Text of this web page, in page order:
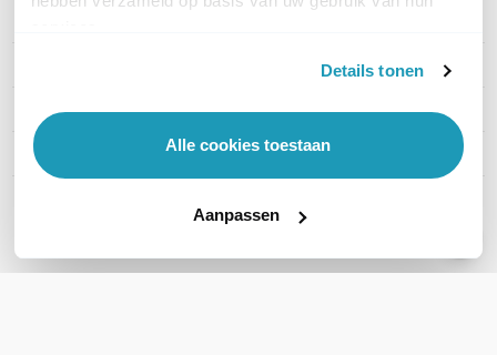
Details tonen
Alle cookies toestaan
Aanpassen
Managed
Rack mountable Nee
SFP Ondersteuning SFP +
Toon meer